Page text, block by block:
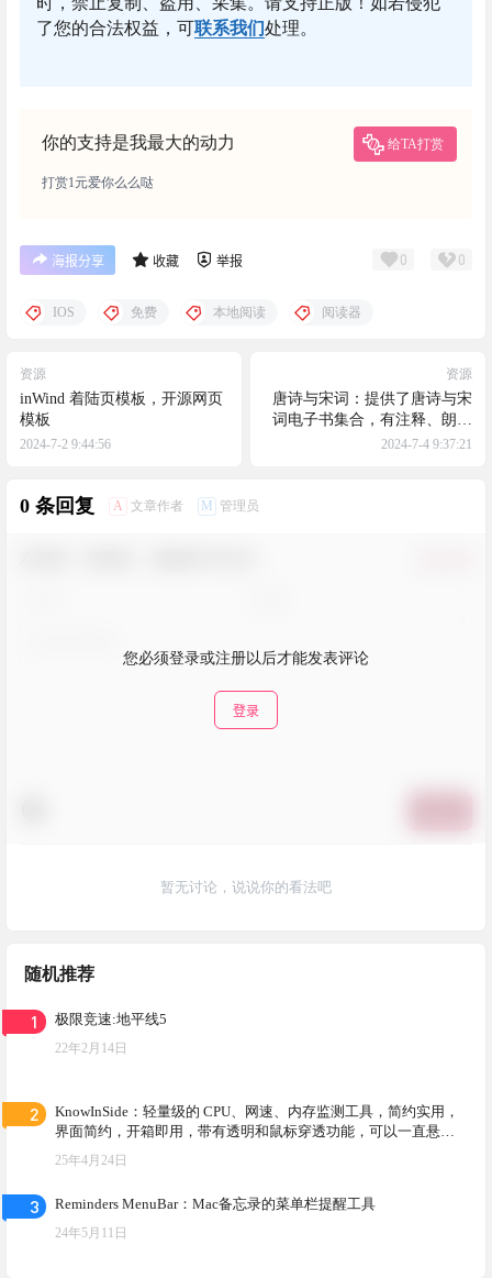
了您的合法权益，可联系我们处理。
你的支持是我最大的动力 给TA打赏
打赏1元爱你么么哒
海报分享 收藏 举报 0 0
IOS 免费 本地阅读 阅读器
资源
inWind 着陆页模板，开源网页
模板
2024-7-2 9:44:56
资源
唐诗与宋词：提供了唐诗与宋
词电子书集合，有注释、朗读
功能，界面简洁
2024-7-4 9:37:21
0 条回复 A 文章作者 M 管理员
您必须登录或注册以后才能发表评论
登录
暂无讨论，说说你的看法吧
随机推荐
1 极限竞速:地平线5
22年2月14日
2
KnowInSide：轻量级的 CPU、网速、内存监测工具，简约实用，
界面简约，开箱即用，带有透明和鼠标穿透功能，可以一直悬浮
在桌面上
25年4月24日
3 Reminders MenuBar：Mac备忘录的菜单栏提醒工具
24年5月11日